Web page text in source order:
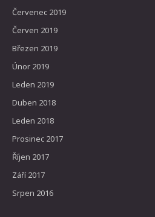
Červenec 2019
Červen 2019
Březen 2019
Únor 2019
Leden 2019
Duben 2018
Leden 2018
Prosinec 2017
Říjen 2017
Září 2017
Srpen 2016